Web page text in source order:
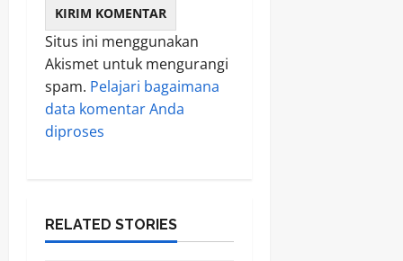
Situs ini menggunakan
Akismet untuk mengurangi
spam. Pelajari bagaimana
data komentar Anda
diproses
RELATED STORIES